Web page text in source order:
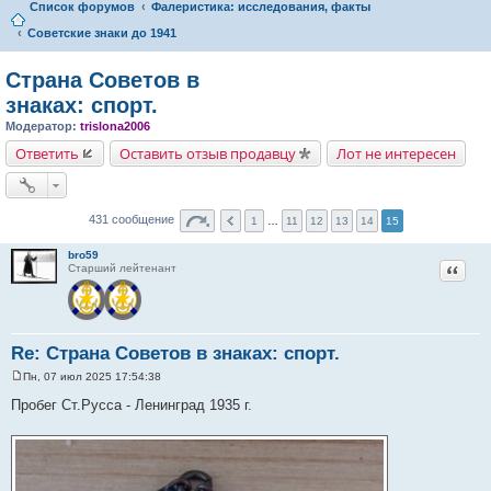
Список форумов
Фалеристика: исследования, факты
Советские знаки до 1941
Страна Советов в
знаках: спорт.
Модератор: trislona2006
Ответить Оставить отзыв продавцу Лот не интересен
431 сообщение 1 11 12 13 14 15
bro59
Старший лейтенант
Re: Страна Советов в знаках: спорт.
о
щ
и
Пн, 07 июл 2025 17:54:38
Пробег Ст.Русса - Ленинград 1935 г.